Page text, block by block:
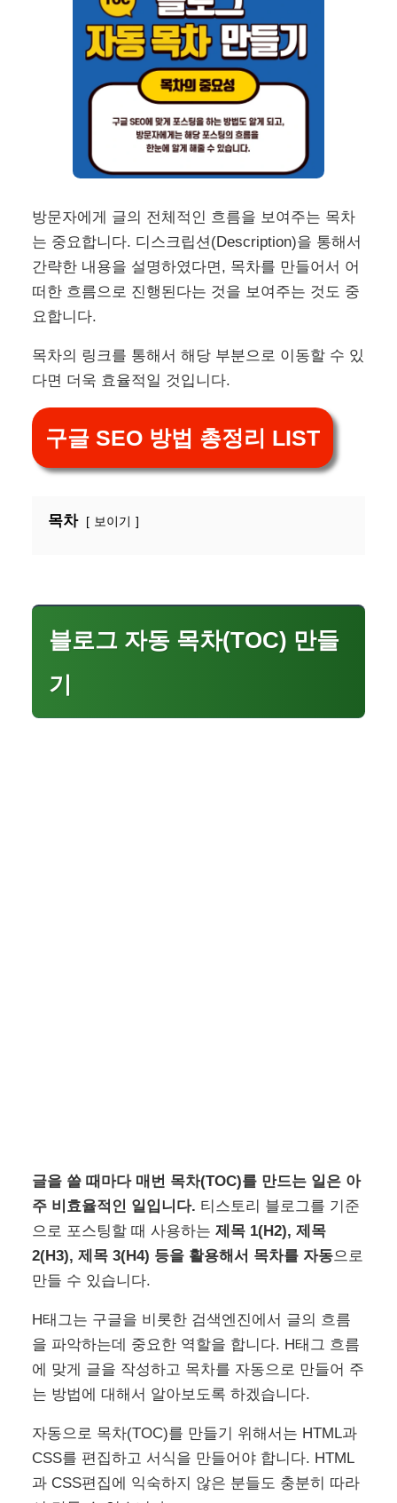
방문자에게 글의 전체적인 흐름을 보여주는 목차
는 중요합니다. 디스크립션(Description)을 통해서
간략한 내용을 설명하였다면, 목차를 만들어서 어
떠한 흐름으로 진행된다는 것을 보여주는 것도 중
요합니다.
목차의 링크를 통해서 해당 부분으로 이동할 수 있
다면 더욱 효율적일 것입니다.
구글 SEO 방법 총정리 LIST
목차 보이기
블로그 자동 목차(TOC) 만들
기
글을 쓸 때마다 매번 목차(TOC)를 만드는 일은 아
주 비효율적인 일입니다. 티스토리 블로그를 기준
으로 포스팅할 때 사용하는제목 1(H2), 제목
2(H3), 제목 3(H4) 등을 활용해서 목차를 자동으로
만들 수 있습니다.
H태그는 구글을 비롯한 검색엔진에서 글의 흐름
을 파악하는데 중요한 역할을 합니다. H태그 흐름
에 맞게 글을 작성하고 목차를 자동으로 만들어 주
는 방법에 대해서 알아보도록 하겠습니다.
자동으로 목차(TOC)를 만들기 위해서는 HTML과
CSS를 편집하고 서식을 만들어야 합니다. HTML
과 CSS편집에 익숙하지 않은 분들도 충분히 따라